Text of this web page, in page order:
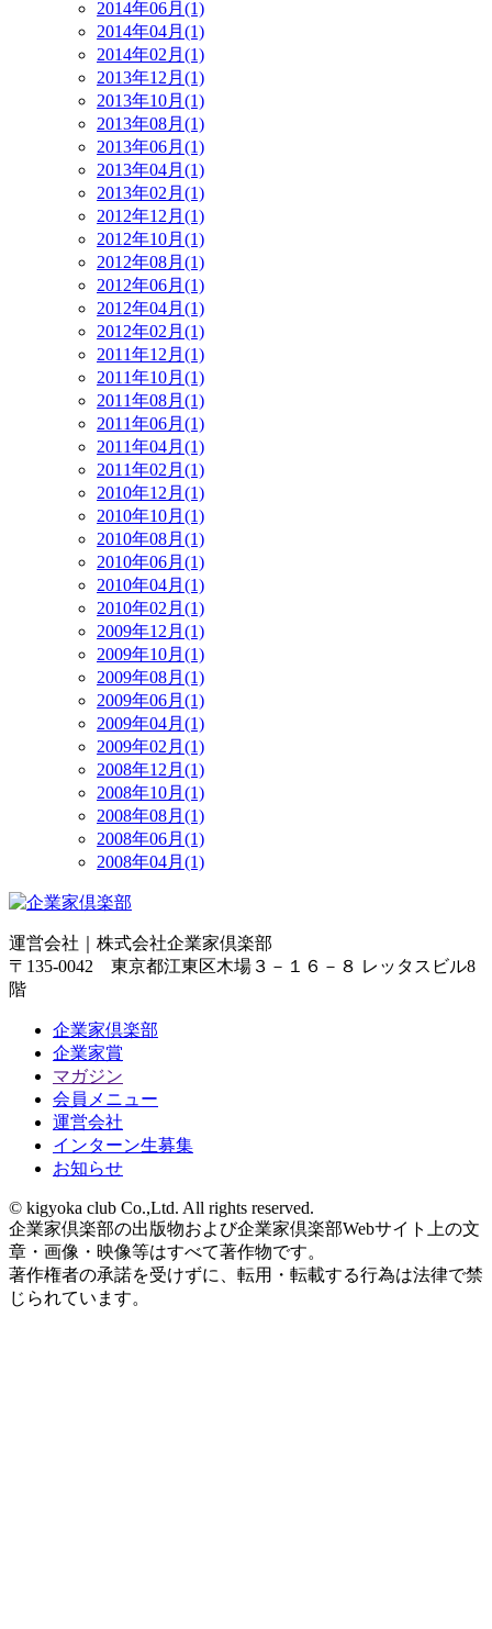
2014年06月(1)
2014年04月(1)
2014年02月(1)
2013年12月(1)
2013年10月(1)
2013年08月(1)
2013年06月(1)
2013年04月(1)
2013年02月(1)
2012年12月(1)
2012年10月(1)
2012年08月(1)
2012年06月(1)
2012年04月(1)
2012年02月(1)
2011年12月(1)
2011年10月(1)
2011年08月(1)
2011年06月(1)
2011年04月(1)
2011年02月(1)
2010年12月(1)
2010年10月(1)
2010年08月(1)
2010年06月(1)
2010年04月(1)
2010年02月(1)
2009年12月(1)
2009年10月(1)
2009年08月(1)
2009年06月(1)
2009年04月(1)
2009年02月(1)
2008年12月(1)
2008年10月(1)
2008年08月(1)
2008年06月(1)
2008年04月(1)
運営会社｜ 株式会社企業家倶楽部
〒135-0042 東京都江東区木場３－１６－８ レッタスビル8
階
企業家倶楽部
企業家賞
マガジン
会員メニュー
運営会社
インターン生募集
お知らせ
© kigyoka club Co.,Ltd. All rights reserved.
企業家倶楽部の出版物および企業家倶楽部Webサイト上の文
章・画像・映像等はすべて著作物です。
著作権者の承諾を受けずに、転用・転載する行為は法律で禁
じられています。